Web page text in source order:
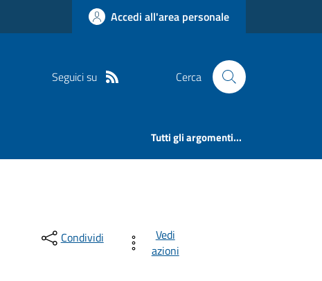
Accedi all'area personale
Seguici su Cerca
Tutti gli argomenti...
Condividi
Vedi
azioni